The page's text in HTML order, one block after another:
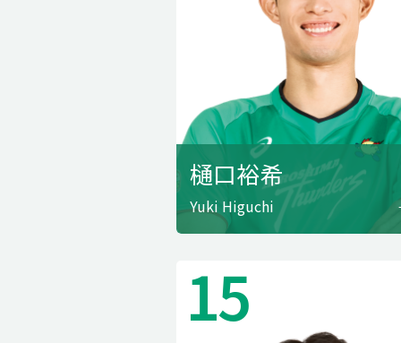
樋口裕希
Yuki Higuchi
15